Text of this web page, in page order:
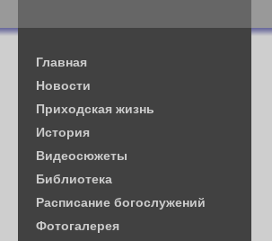
Главная
Новости
Приходская жизнь
История
Видеосюжеты
Библиотека
Расписание богослужений
Фотогалерея